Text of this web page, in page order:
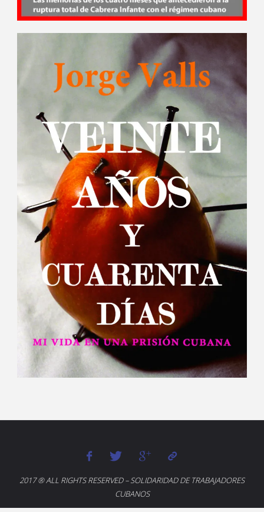
2017 ® ALL RIGHTS RESERVED – SOLIDARIDAD DE TRABAJADORES
CUBANOS